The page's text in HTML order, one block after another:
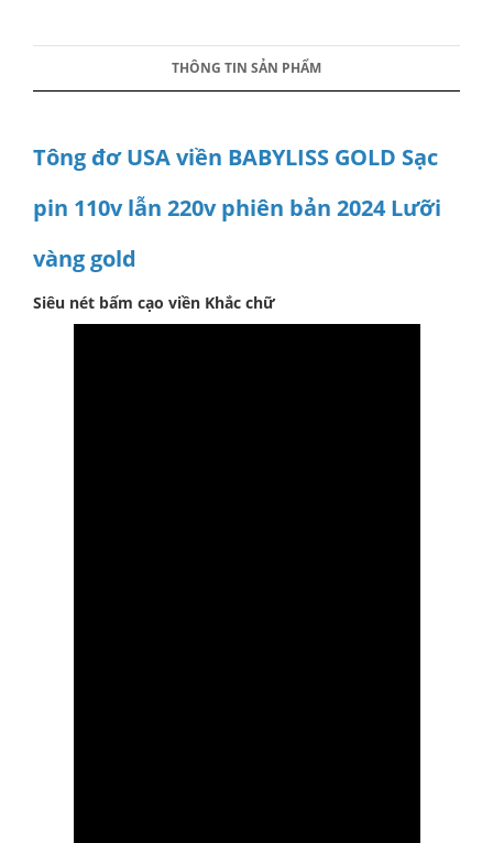
THÔNG TIN SẢN PHẨM
Tông đơ USA viền BABYLISS GOLD Sạc
pin 110v lẫn 220v phiên bản 2024 Lưỡi
vàng gold
Siêu nét bấm cạo viền Khắc chữ